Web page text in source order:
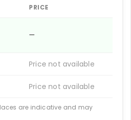
PRICE
—
Price not available
Price not available
are indicative and may